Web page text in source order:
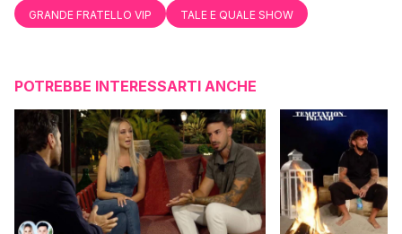
GRANDE FRATELLO VIP TALE E QUALE SHOW
POTREBBE INTERESSARTI ANCHE